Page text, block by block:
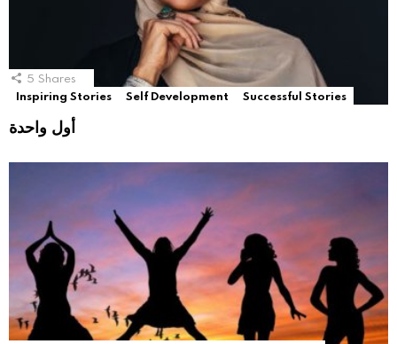
5 Shares
Inspiring Stories
Self Development Successful Stories
أول واحدة